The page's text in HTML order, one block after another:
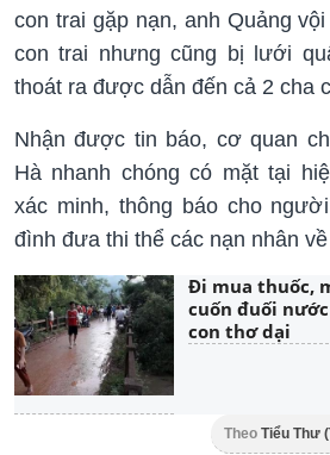
con trai gặp nạn, anh Quảng
con trai nhưng cũng bị lưới
thoát ra được dẫn đến cả 2 cha
Nhận được tin báo, cơ quan
Hà nhanh chóng có mặt tại
xác minh, thông báo cho
đình đưa thi thể các nạn nhân
Đi mua thuốc,
cuốn đuối
con thơ dại
Theo Tiểu Thư